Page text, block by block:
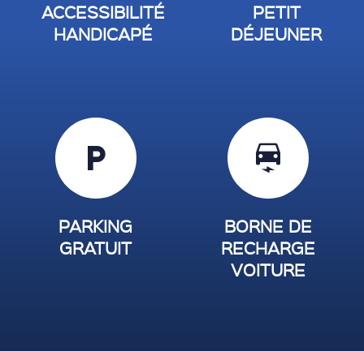
ACCESSIBILITÉ
HANDICAPÉ
PETIT
DÉJEUNER
local_parking
PARKING
GRATUIT
electric_car
BORNE DE
RECHARGE
VOITURE